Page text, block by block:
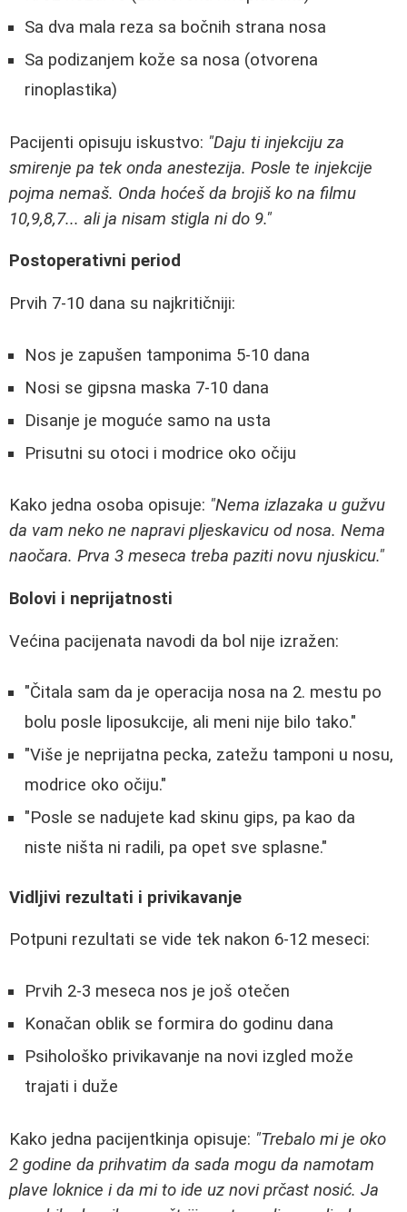
Sa dva mala reza sa bočnih strana nosa
Sa podizanjem kože sa nosa (otvorena
rinoplastika)
Pacijenti opisuju iskustvo: "Daju ti injekciju za
smirenje pa tek onda anestezija. Posle te injekcije
pojma nemaš. Onda hoćeš da brojiš ko na filmu
10,9,8,7... ali ja nisam stigla ni do 9."
Postoperativni period
Prvih 7-10 dana su najkritičniji:
Nos je zapušen tamponima 5-10 dana
Nosi se gipsna maska 7-10 dana
Disanje je moguće samo na usta
Prisutni su otoci i modrice oko očiju
Kako jedna osoba opisuje: "Nema izlazaka u gužvu
da vam neko ne napravi pljeskavicu od nosa. Nema
naočara. Prva 3 meseca treba paziti novu njuskicu."
Bolovi i neprijatnosti
Većina pacijenata navodi da bol nije izražen:
"Čitala sam da je operacija nosa na 2. mestu po
bolu posle liposukcije, ali meni nije bilo tako."
"Više je neprijatna pecka, zatežu tamponi u nosu,
modrice oko očiju."
"Posle se nadujete kad skinu gips, pa kao da
niste ništa ni radili, pa opet sve splasne."
Vidljivi rezultati i privikavanje
Potpuni rezultati se vide tek nakon 6-12 meseci:
Prvih 2-3 meseca nos je još otečen
Konačan oblik se formira do godinu dana
Psihološko privikavanje na novi izgled može
trajati i duže
Kako jedna pacijentkinja opisuje: "Trebalo mi je oko
2 godine da prihvatim da sada mogu da namotam
plave loknice i da mi to ide uz novi prčast nosić. Ja